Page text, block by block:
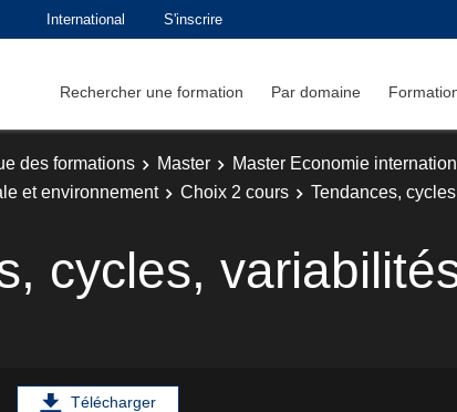
International S'inscrire
Rechercher une formation Par domaine
des formations Master Master Economie
et environnement
Choix 2 cours Tendances,
cycles,
Télécharger